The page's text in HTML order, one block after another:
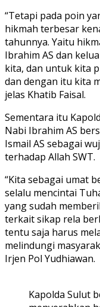
“Tetapi pada poin
hikmah terbesar
tahunnya. Yaitu
Ibrahim AS dan
kita, dan untuk kita
dan dengan itu kita
jelas Khatib Faisal.
Sementara itu
Nabi Ibrahim AS
Ismail AS sebagai
terhadap Allah SWT.
“Kita sebagai umat
selalu mencintai
yang sudah
terkait sikap rela
tentu saja harus
melindungi
Irjen Pol Yudhiawan.
Kapolda Sulut